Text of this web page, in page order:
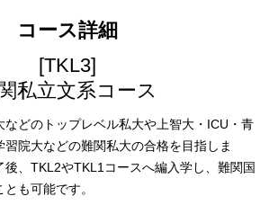
コース詳細
[TKL3]
私立文系コース
などのトップレベル私大や上智大・ICU・青
院大などの難関私大の合格を目指しま
、TKL2やTKL1コースへ編入学し、難関国
も可能です。